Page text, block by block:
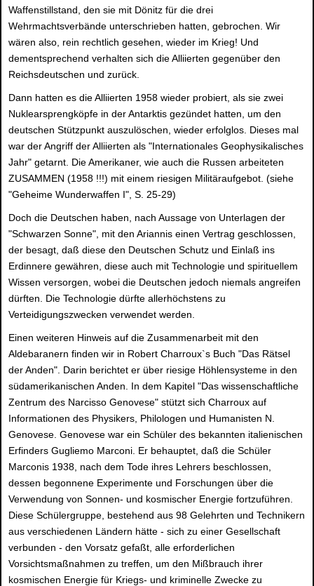
Waffenstillstand, den sie mit Dönitz für die drei
Wehrmachtsverbände unterschrieben hatten, gebrochen. Wir
wären also, rein rechtlich gesehen, wieder im Krieg! Und
dementsprechend verhalten sich die Alliierten gegenüber den
Reichsdeutschen und zurück.
Dann hatten es die Alliierten 1958 wieder probiert, als sie zwei
Nuklearsprengköpfe in der Antarktis gezündet hatten, um den
deutschen Stützpunkt auszulöschen, wieder erfolglos. Dieses mal
war der Angriff der Alliierten als "Internationales Geophysikalisches
Jahr" getarnt. Die Amerikaner, wie auch die Russen arbeiteten
ZUSAMMEN (1958 !!!) mit einem riesigen Militäraufgebot. (siehe
"Geheime Wunderwaffen I", S. 25-29)
Doch die Deutschen haben, nach Aussage von Unterlagen der
"Schwarzen Sonne", mit den Ariannis einen Vertrag geschlossen,
der besagt, daß diese den Deutschen Schutz und Einlaß ins
Erdinnere gewähren, diese auch mit Technologie und spirituellem
Wissen versorgen, wobei die Deutschen jedoch niemals angreifen
dürften. Die Technologie dürfte allerhöchstens zu
Verteidigungszwecken verwendet werden.
Einen weiteren Hinweis auf die Zusammenarbeit mit den
Aldebaranern finden wir in Robert Charroux`s Buch "Das Rätsel
der Anden". Darin berichtet er über riesige Höhlensysteme in den
südamerikanischen Anden. In dem Kapitel "Das wissenschaftliche
Zentrum des Narcisso Genovese" stützt sich Charroux auf
Informationen des Physikers, Philologen und Humanisten N.
Genovese. Genovese war ein Schüler des bekannten italienischen
Erfinders Gugliemo Marconi. Er behauptet, daß die Schüler
Marconis 1938, nach dem Tode ihres Lehrers beschlossen,
dessen begonnene Experimente und Forschungen über die
Verwendung von Sonnen- und kosmischer Energie fortzuführen.
Diese Schülergruppe, bestehend aus 98 Gelehrten und Technikern
aus verschiedenen Ländern hätte - sich zu einer Gesellschaft
verbunden - den Vorsatz gefaßt, alle erforderlichen
Vorsichtsmaßnahmen zu treffen, um den Mißbrauch ihrer
kosmischen Energie für Kriegs- und kriminelle Zwecke zu